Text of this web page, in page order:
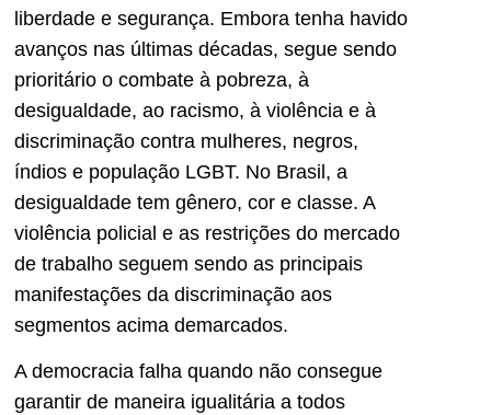
liberdade e segurança. Embora tenha havido
avanços nas últimas décadas, segue sendo
prioritário o combate à pobreza, à
desigualdade, ao racismo, à violência e à
discriminação contra mulheres, negros,
índios e população LGBT. No Brasil, a
desigualdade tem gênero, cor e classe. A
violência policial e as restrições do mercado
de trabalho seguem sendo as principais
manifestações da discriminação aos
segmentos acima demarcados.
A democracia falha quando não consegue
garantir de maneira igualitária a todos